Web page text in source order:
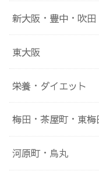
新大阪・豊中・吹田
東大阪
栄養・ダイエット
梅田・茶屋町・東梅
河原町・烏丸